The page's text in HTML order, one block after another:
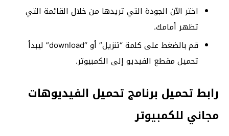
اختر الآن الجودة التي تريدها من خلال القائمة التي
تظهر أمامك.
قم بالضغط على كلمة “تنزيل” أو “download” ليبدأ
تحميل مقطع الفيديو إلى الكمبيوتر.
رابط تحميل برنامج تحميل الفيديوهات
مجاني للكمبيوتر